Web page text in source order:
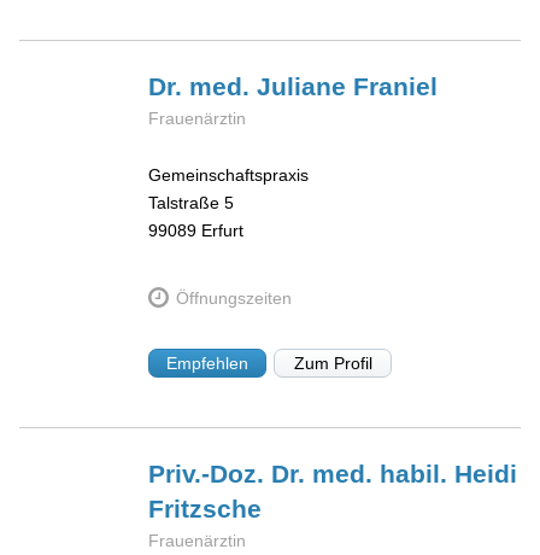
Dr. med. Juliane Franiel
Frauenärztin
Gemeinschaftspraxis
Talstraße 5
99089 Erfurt
Öffnungszeiten
Empfehlen Zum Profil
Priv.-Doz. Dr. med. habil. Heidi
Fritzsche
Frauenärztin